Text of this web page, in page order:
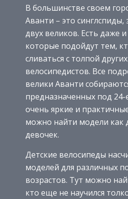
В большинстве своем
Аванти – это
двух великов. Есть даже
которые подойдут тем,
сливаться с толпой других
велосипедистов. Все
велики Аванти
предназначенных под 24-
очень яркие и
можно найти модели как
девочек.
Детские велосипеды
моделей для различных
возрастов. Тут можно
кто еще не научился